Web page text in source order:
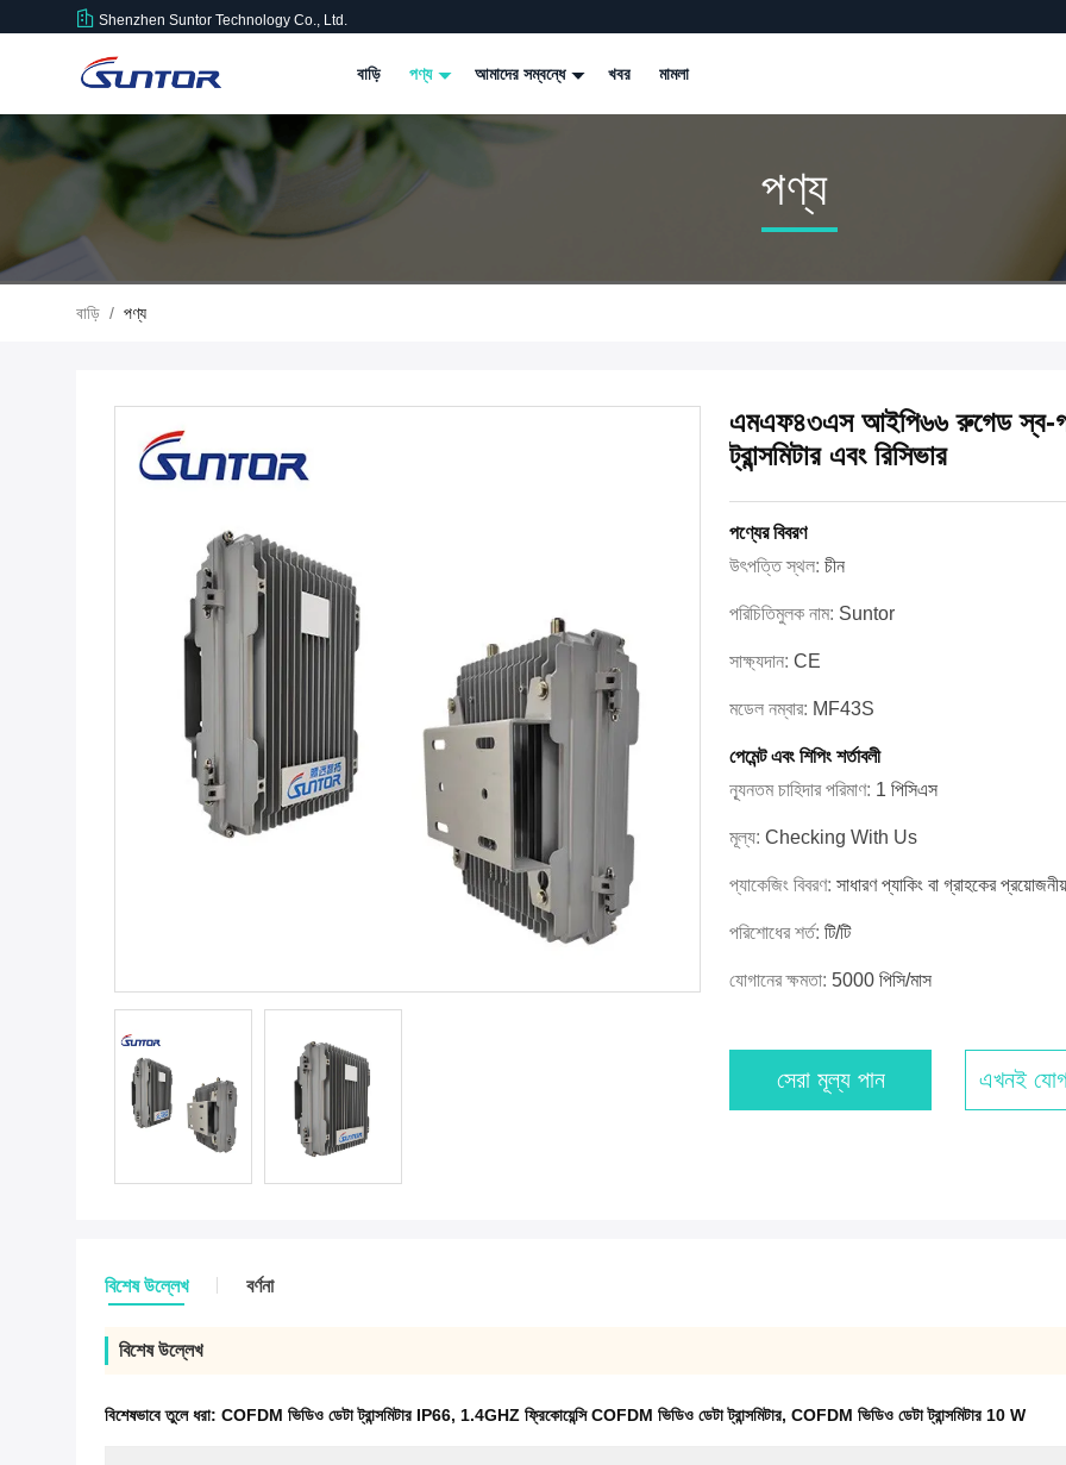
Shenzhen Suntor Technology Co., Ltd.
বাড়ি পণ্য আমাদের সম্বন্ধে খবর মামলা
পণ্য
বাড়ি / পণ্য
এমএফ৪৩এস আইপি৬৬ রুগেড স্ব-
ট্রান্সমিটার এবং রিসিভার
পণ্যের বিবরণ
উৎপত্তি স্থল: চীন
পরিচিতিমুলক নাম: Suntor
সাক্ষ্যদান: CE
মডেল নম্বার: MF43S
পেমেন্ট এবং শিপিং শর্তাবলী
ন্যূনতম চাহিদার পরিমাণ: 1 পিসিএস
মূল্য: Checking With Us
প্যাকেজিং বিবরণ: সাধারণ প্যাকিং বা গ্রাহকের
পরিশোধের শর্ত: টি/টি
যোগানের ক্ষমতা: 5000 পিসি/মাস
সেরা মূল্য পান এখনই
বিশেষ উল্লেখ বর্ণনা
বিশেষ উল্লেখ
বিশেষভাবে তুলে ধরা: COFDM ভিডিও ডেটা ট্রান্সমিটার IP66, 1.4GHZ ফ্রিকোয়েন্সি COFDM ভিডিও ডেটা ট্রান্সমিটার, COFDM ভিডিও ডেটা ট্রান্সমিটার 10 W